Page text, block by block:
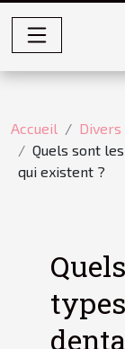
Accueil
Divers
Quels sont
qui existent ?